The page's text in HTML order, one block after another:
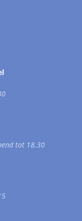
tot 18.30